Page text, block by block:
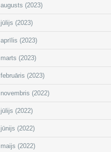
augusts (2023)
jūlijs (2023)
aprīlis (2023)
marts (2023)
februāris (2023)
novembris (2022)
jūlijs (2022)
jūnijs (2022)
maijs (2022)